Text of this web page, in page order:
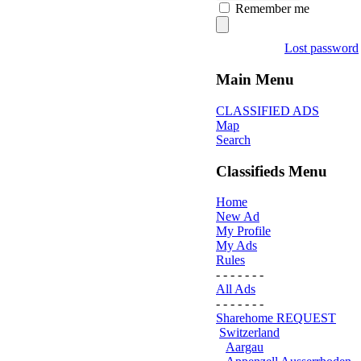
Remember me
Lost password
Main Menu
CLASSIFIED ADS
Map
Search
Classifieds Menu
Home
New Ad
My Profile
My Ads
Rules
- - - - - - -
All Ads
- - - - - - -
Sharehome REQUEST
Switzerland
Aargau